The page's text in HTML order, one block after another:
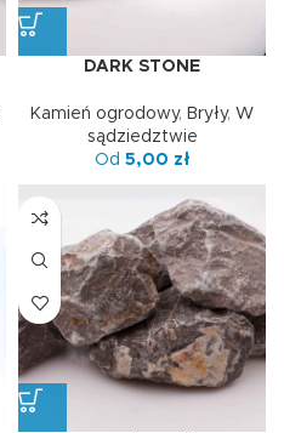
DARK STONE
Kamień ogrodowy, Bryły, W
sądziedztwie
Od 5,00 zł